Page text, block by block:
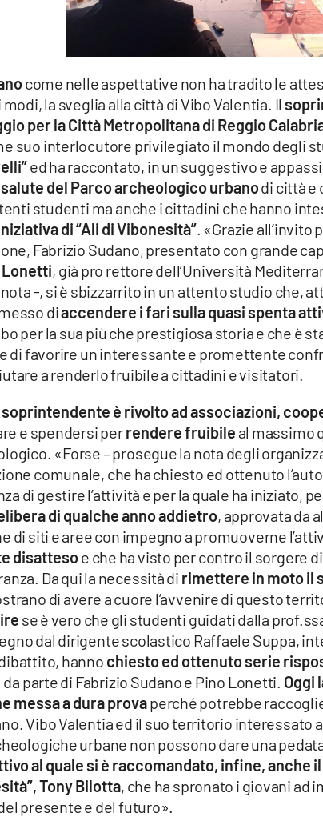
come nelle aspettative non ha tradito le
la sveglia alla città di Vibo Valentia. Il
per la Città Metropolitana di Reggio
suo interlocutore privilegiato il mondo degli
ed ha raccontato, in un suggestivo e
del Parco archeologico urbanodi città e
studenti ma anche i cittadini che hanno
di “Ali di Vibonesità”. «Grazie all’invito
Fabrizio Sudano, presentato con grande
Lonetti, già pro rettore dell’Università
-, si è sbizzarrito in un attento studio che,
diaccendere i fari sulla quasi spenta
per la sua più che prestigiosa storia e che è
di favorire un interessante e promettente
a renderlo fruibile a cittadini e visitatori.
soprintendente è rivolto ad associazioni,
e spendersi perrendere fruibile al massimo
«Forse – prosegue la nota degli
comunale, che ha chiesto ed ottenuto
di gestire l’attività e per la quale ha iniziato,
di qualche anno addietro, approvata da
di siti e aree con impegno a promuoverne
disattesoe che ha visto per contro il sorgere
Da qui la necessità di rimettere in moto il
di avere a cuore l’avvenire di questo
se è vero che gli studenti guidati dalla
dal dirigente scolastico Raffaele Suppa,
hanno chiesto ed ottenuto serie
parte di Fabrizio Sudano e Pino Lonetti. Oggi
messa a dura provaperché potrebbe
Vibo Valentia ed il suo territorio interessato
urbane non possono dare una
al quale si è raccomandato, infine, anche
Tony Bilotta, che ha spronato i giovani ad
presente e del futuro».